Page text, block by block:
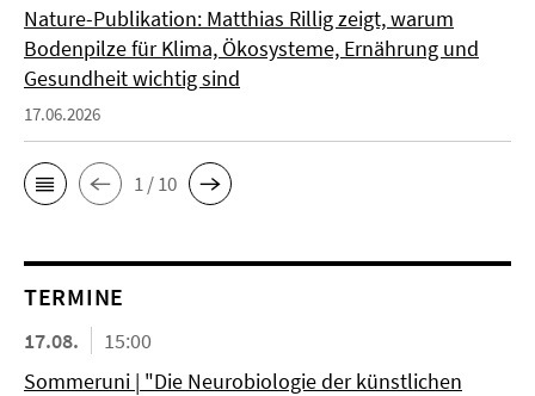
Nature-Publikation: Matthias Rillig zeigt, warum
Bodenpilze für Klima, Ökosysteme, Ernährung und
Gesundheit wichtig sind
17.06.2026
1 / 10
TERMINE
17.08.
15:00
Sommeruni | "Die Neurobiologie der künstlichen